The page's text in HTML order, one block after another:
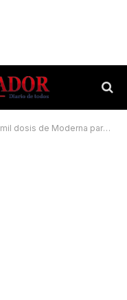
continuar la vacunación de adolescentes